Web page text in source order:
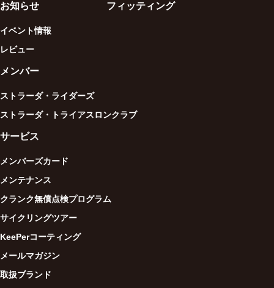
お知らせ
イベント情報
レビュー
フィッティング
メンバー
ストラーダ・ライダーズ
ストラーダ・トライアスロンクラブ
サービス
メンバーズカード
メンテナンス
クランク無償点検プログラム
サイクリングツアー
KeePerコーティング
メールマガジン
取扱ブランド